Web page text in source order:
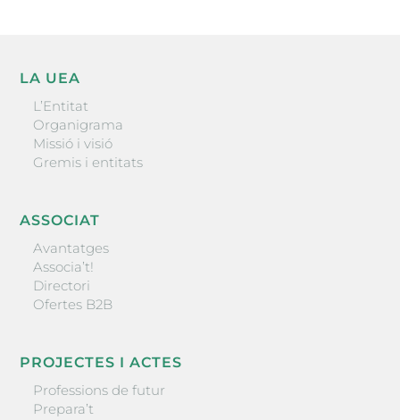
LA UEA
L’Entitat
Organigrama
Missió i visió
Gremis i entitats
ASSOCIAT
Avantatges
Associa’t!
Directori
Ofertes B2B
PROJECTES I ACTES
Professions de futur
Prepara’t